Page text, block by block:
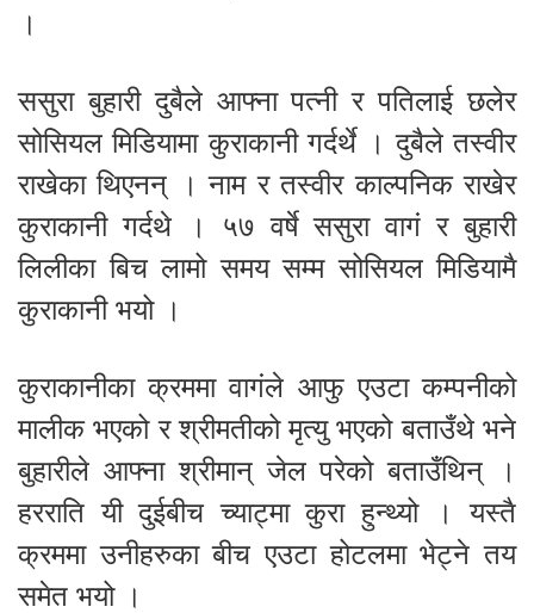
।
ससुरा बुहारी दुबैले आफ्ना पत्नी र पतिलाई छलेर
सोसियल मिडियामा कुराकानी गर्दर्थे । दुबैले तस्वीर
राखेका थिएनन् । नाम र तस्वीर काल्पनिक राखेर
कुराकानी गर्दथे । ५७ वर्षे ससुरा वागं र बुहारी
लिलीका बिच लामो समय सम्म सोसियल मिडियामै
कुराकानी भयो ।
कुराकानीका क्रममा वागंले आफु एउटा कम्पनीको
मालीक भएको र श्रीमतीको मृत्यु भएको बताउँथे भने
बुहारीले आफ्ना श्रीमान् जेल परेको बताउँथिन् ।
हरराति यी दुईबीच च्याट्मा कुरा हुन्थ्यो । यस्तै
क्रममा उनीहरुका बीच एउटा होटलमा भेट्ने तय
समेत भयो ।